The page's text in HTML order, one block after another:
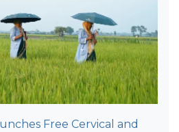
Free Cervical and